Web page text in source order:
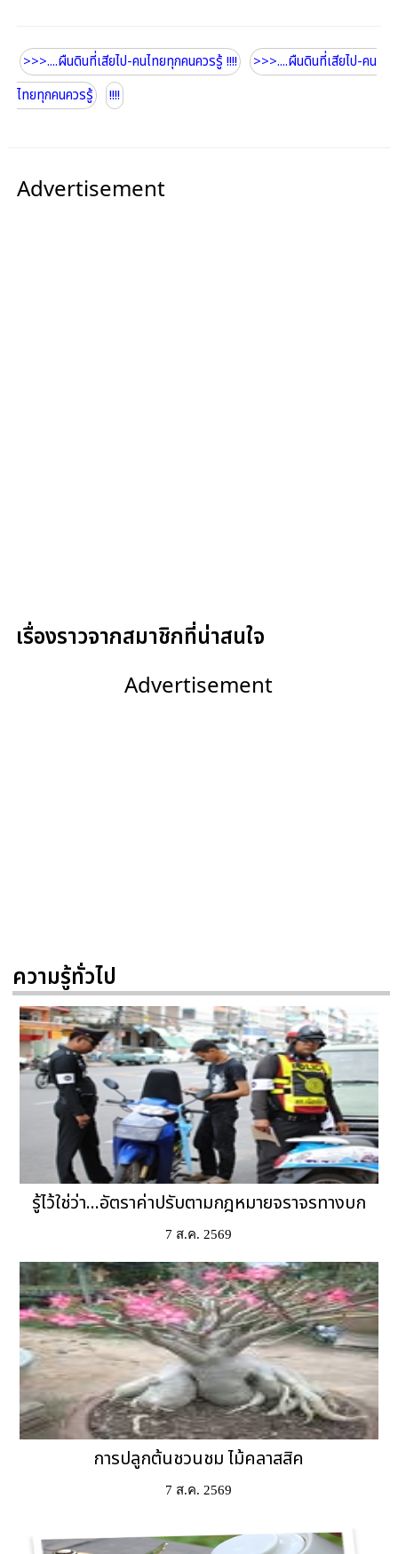
>>>....ผืนดินที่เสียไป-คนไทยทุกคนควรรู้ !!!!
>>>....ผืนดินที่เสียไป-คน
ไทยทุกคนควรรู้
!!!!
Advertisement
เรื่องราวจากสมาชิกที่น่าสนใจ
Advertisement
ความรู้ทั่วไป
รู้ไว้ใช่ว่า...อัตราค่าปรับตามกฎหมายจราจรทางบก
7 ส.ค. 2569
การปลูกต้นชวนชม ไม้คลาสสิค
7 ส.ค. 2569